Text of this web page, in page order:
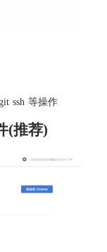
ssh 等操作
(推荐)